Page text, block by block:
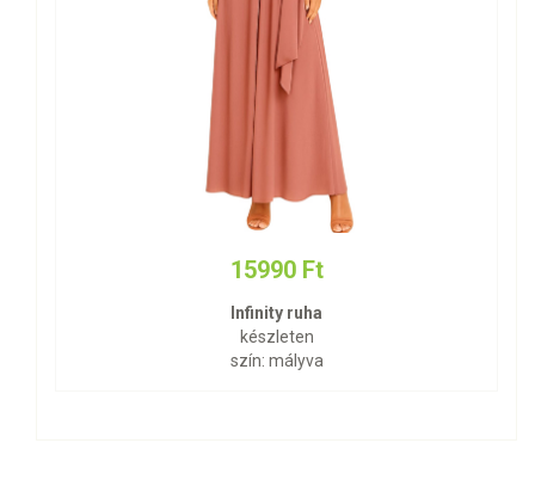
15990 Ft
Infinity ruha
készleten
szín: mályva